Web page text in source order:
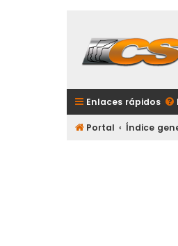
Enlaces rápidos
Portal Índice